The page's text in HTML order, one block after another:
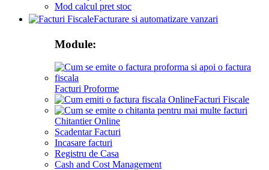
Mod calcul pret stoc
Facturare si automatizare vanzari
Module:
Facturi Proforme
Facturi Fiscale
Chitantier Online
Scadentar Facturi
Incasare facturi
Registru de Casa
Cash and Cost Management